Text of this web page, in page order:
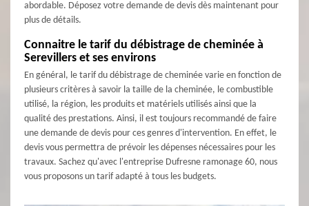
abordable. Déposez votre demande de devis dès maintenant pour
plus de détails.
Connaitre le tarif du débistrage de cheminée à
Serevillers et ses environs
En général, le tarif du débistrage de cheminée varie en fonction de
plusieurs critères à savoir la taille de la cheminée, le combustible
utilisé, la région, les produits et matériels utilisés ainsi que la
qualité des prestations. Ainsi, il est toujours recommandé de faire
une demande de devis pour ces genres d'intervention. En effet, le
devis vous permettra de prévoir les dépenses nécessaires pour les
travaux. Sachez qu'avec l'entreprise Dufresne ramonage 60, nous
vous proposons un tarif adapté à tous les budgets.